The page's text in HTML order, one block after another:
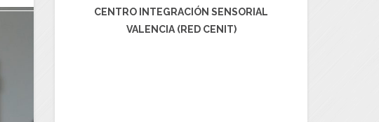
CENTRO INTEGRACIÓN SENSORIAL
VALENCIA (RED CENIT)